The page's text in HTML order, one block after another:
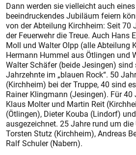
Dann werden sie vielleicht auch
beeindruckendes Jubiläum feiern
von der Abteilung Kirchheim: Seit 70
der Feuerwehr die Treue. Auch Hans
Moll und Walter Olpp (alle Abteilung
Hermann Hummel aus Ötlingen und
Walter Schäfer (beide Jesingen) sind
Jahrzehnte im „blauen Rock“. 50
(Kirchheim) bei der Truppe, 40 sind
Rainer Klingmann (Jesingen). Für
Klaus Molter und Martin Reit
(Ötlingen), Dieter Kouba (Lindorf)
ausgezeichnet. 25 Jahre rund um
Torsten Stutz (Kirchheim), Andreas
Ralf Schuler (Nabern).